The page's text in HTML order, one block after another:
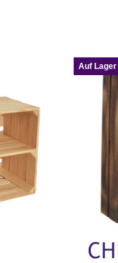
Auf Lager